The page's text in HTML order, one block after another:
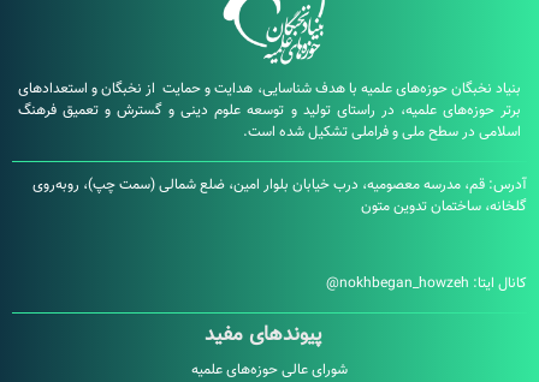
حوزه‌های علمیه با هدف شناسایی، هدایت و حمایت از نخبگان و استعدادهای
علمیه، در راستای تولید و توسعه علوم دینی و گسترش و تعمیق فرهنگ
در سطح ملی و فراملی تشکیل شده است.
مدرسه معصومیه، درب خیابان بلوار امین، ضلع شمالی (سمت چپ)، روبه‌روی
تدوین متون
nokhbegan_howzeh@
پیوندهای مفید
شورای عالی حوزه‌های علمیه